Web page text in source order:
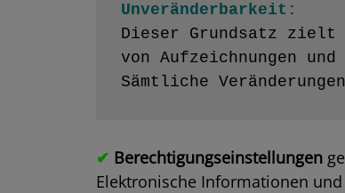
Unveränderbarkeit:
Dieser Grundsatz
von Aufzeichnungen
Sämtliche
✔ Berechtigungseinstellungen
Elektronische Informationen